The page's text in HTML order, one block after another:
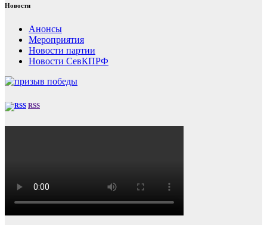
Новости
Анонсы
Мероприятия
Новости партии
Новости СевКПРФ
RSS